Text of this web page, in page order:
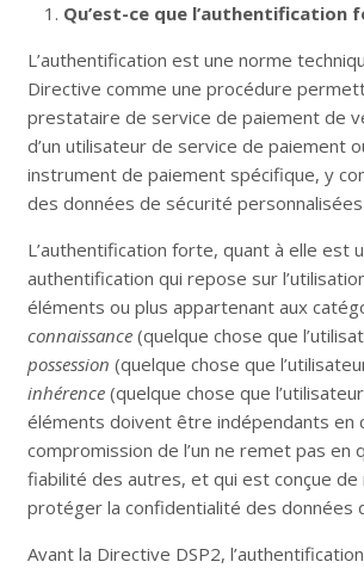
Qu’est-ce que l’authentification
L’authentification est une norme
Directive comme une procédure
prestataire de service de paiement de
d’un utilisateur de service de paiement
instrument de paiement spécifique, y
des données de sécurité personnalisées
L’authentification forte, quant à elle est
authentification qui repose sur
éléments ou plus appartenant aux
connaissance(quelque chose que
possession (quelque chose que
inhérence(quelque chose que
éléments doivent être indépendants en
compromission de l’un ne remet pas en
fiabilité des autres, et qui est conçue de
protéger la confidentialité des données
Avant la Directive DSP2,